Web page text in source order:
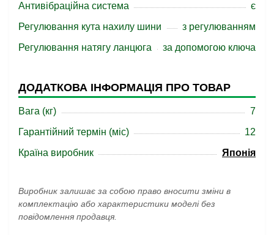
Антивібраційна система
є
Регулювання кута нахилу шини
з регулюванням
Регулювання натягу ланцюга
за допомогою ключа
ДОДАТКОВА ІНФОРМАЦІЯ ПРО ТОВАР
Вага (кг)
7
Гарантійний термін (міс)
12
Країна виробник
Японія
Виробник залишає за собою право вносити зміни в
комплектацію або характеристики моделі без
повідомлення продавця.